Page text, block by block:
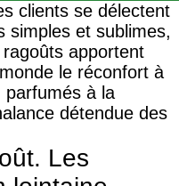
clients se délectent
simples et sublimes,
ragoûts apportent
le réconfort à
parfumés à la
détendue des
Les